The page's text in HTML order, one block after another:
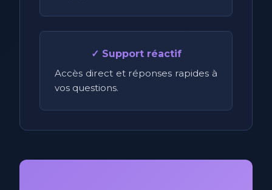
✓ Support réactif
Accès direct et réponses rapides à
vos questions.